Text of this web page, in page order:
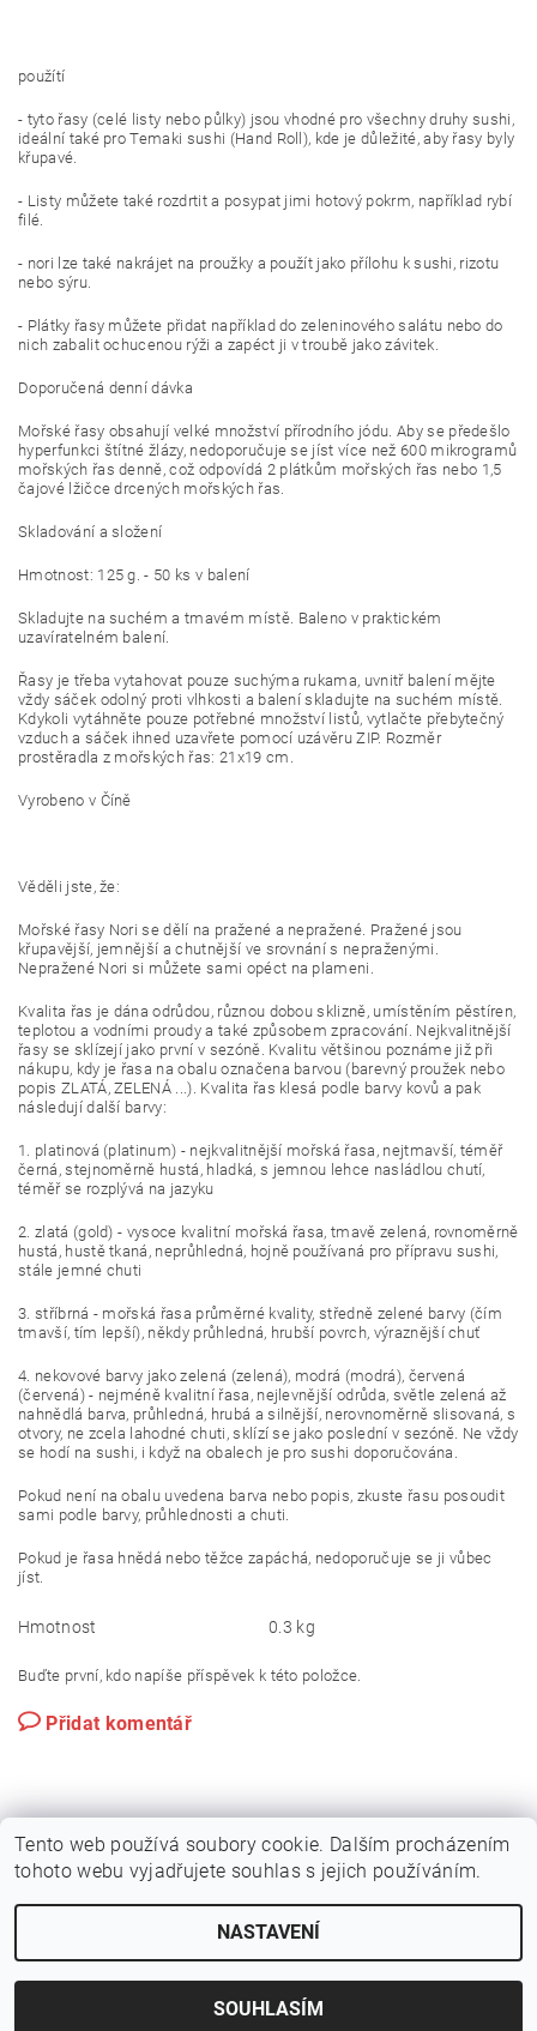
použítí
- tyto řasy (celé listy nebo půlky) jsou vhodné pro všechny druhy sushi,
ideální také pro Temaki sushi (Hand Roll), kde je důležité, aby řasy byly
křupavé.
- Listy můžete také rozdrtit a posypat jimi hotový pokrm, například rybí
filé.
- nori lze také nakrájet na proužky a použít jako přílohu k sushi, rizotu
nebo sýru.
- Plátky řasy můžete přidat například do zeleninového salátu nebo do
nich zabalit ochucenou rýži a zapéct ji v troubě jako závitek.
Doporučená denní dávka
Mořské řasy obsahují velké množství přírodního jódu. Aby se předešlo
hyperfunkci štítné žlázy, nedoporučuje se jíst více než 600 mikrogramů
mořských řas denně, což odpovídá 2 plátkům mořských řas nebo 1,5
čajové lžičce drcených mořských řas.
Skladování a složení
Hmotnost: 125 g. - 50 ks v balení
Skladujte na suchém a tmavém místě. Baleno v praktickém
uzavíratelném balení.
Řasy je třeba vytahovat pouze suchýma rukama, uvnitř balení mějte
vždy sáček odolný proti vlhkosti a balení skladujte na suchém místě.
Kdykoli vytáhněte pouze potřebné množství listů, vytlačte přebytečný
vzduch a sáček ihned uzavřete pomocí uzávěru ZIP. Rozměr
prostěradla z mořských řas: 21x19 cm.
Vyrobeno v Číně
Věděli jste, že:
Mořské řasy Nori se dělí na pražené a nepražené. Pražené jsou
křupavější, jemnější a chutnější ve srovnání s nepraženými.
Nepražené Nori si můžete sami opéct na plameni.
Kvalita řas je dána odrůdou, různou dobou sklizně, umístěním pěstíren,
teplotou a vodními proudy a také způsobem zpracování. Nejkvalitnější
řasy se sklízejí jako první v sezóně. Kvalitu většinou poznáme již při
nákupu, kdy je řasa na obalu označena barvou (barevný proužek nebo
popis ZLATÁ, ZELENÁ ...). Kvalita řas klesá podle barvy kovů a pak
následují další barvy:
1. platinová (platinum) - nejkvalitnější mořská řasa, nejtmavší, téměř
černá, stejnoměrně hustá, hladká, s jemnou lehce nasládlou chutí,
téměř se rozplývá na jazyku
2. zlatá (gold) - vysoce kvalitní mořská řasa, tmavě zelená, rovnoměrně
hustá, hustě tkaná, neprůhledná, hojně používaná pro přípravu sushi,
stále jemné chuti
3. stříbrná - mořská řasa průměrné kvality, středně zelené barvy (čím
tmavší, tím lepší), někdy průhledná, hrubší povrch, výraznější chuť
4. nekovové barvy jako zelená (zelená), modrá (modrá), červená
(červená) - nejméně kvalitní řasa, nejlevnější odrůda, světle zelená až
nahnědlá barva, průhledná, hrubá a silnější, nerovnoměrně slisovaná, s
otvory, ne zcela lahodné chuti, sklízí se jako poslední v sezóně. Ne vždy
se hodí na sushi, i když na obalech je pro sushi doporučována.
Pokud není na obalu uvedena barva nebo popis, zkuste řasu posoudit
sami podle barvy, průhlednosti a chuti.
Pokud je řasa hnědá nebo těžce zapáchá, nedoporučuje se ji vůbec
jíst.
Hmotnost 0.3 kg
Buďte první, kdo napíše příspěvek k této položce.
Přidat komentář
2026 © Kvalitní suroviny na sushi - sushiraj.cz, všechna práva vyhrazena
Vytvořil Shoptet
Tento web používá soubory cookie. Dalším procházením
tohoto webu vyjadřujete souhlas s jejich používáním.
NASTAVENÍ
SOUHLASÍM